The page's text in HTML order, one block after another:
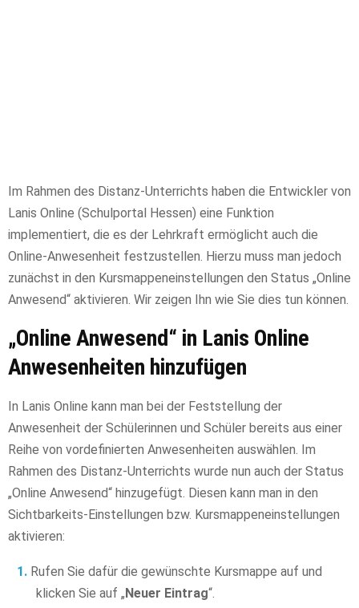
Im Rahmen des Distanz-Unterrichts haben die Entwickler von
Lanis Online (Schulportal Hessen) eine Funktion
implementiert, die es der Lehrkraft ermöglicht auch die
Online-Anwesenheit festzustellen. Hierzu muss man jedoch
zunächst in den Kursmappeneinstellungen den Status „Online
Anwesend“ aktivieren. Wir zeigen Ihn wie Sie dies tun können.
„Online Anwesend“ in Lanis Online
Anwesenheiten hinzufügen
In Lanis Online kann man bei der Feststellung der
Anwesenheit der Schülerinnen und Schüler bereits aus einer
Reihe von vordefinierten Anwesenheiten auswählen. Im
Rahmen des Distanz-Unterrichts wurde nun auch der Status
„Online Anwesend“ hinzugefügt. Diesen kann man in den
Sichtbarkeits-Einstellungen bzw. Kursmappeneinstellungen
aktivieren:
Rufen Sie dafür die gewünschte Kursmappe auf und
klicken Sie auf „Neuer Eintrag“.